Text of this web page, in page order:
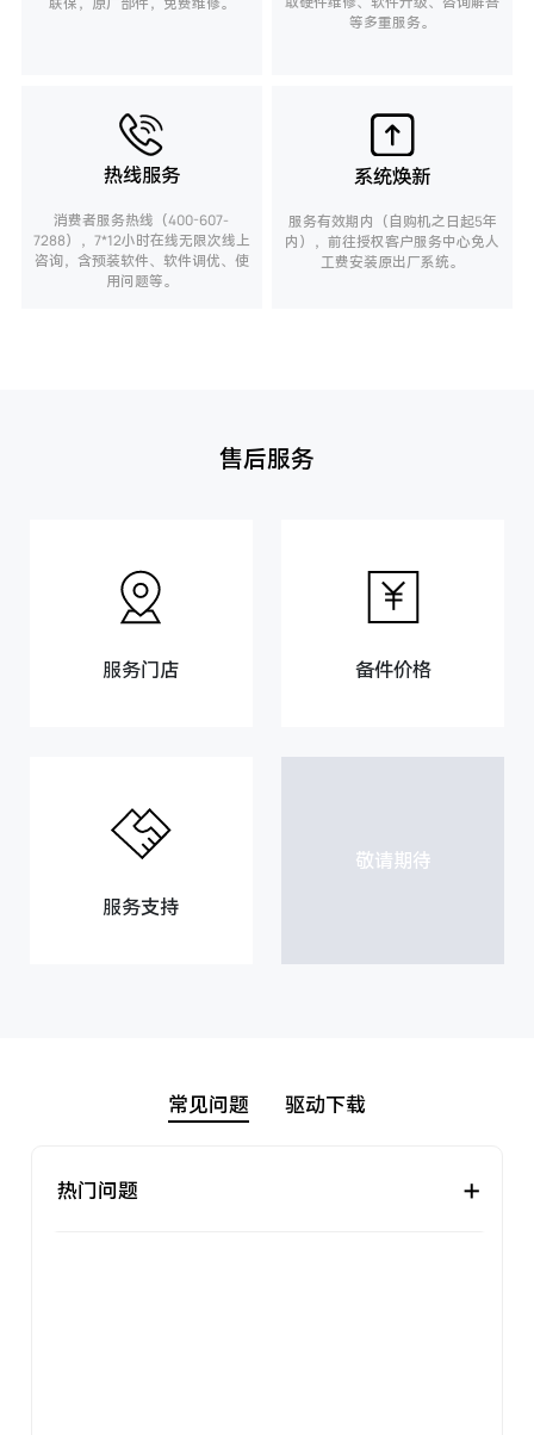
等多重服务。
热线服务
消费者服务热线（400-607-
7288），7*12小时在线无限次线上
咨询，含预装软件、软件调优、使
用问题等。
系统焕新
服务有效期内（自购机之日起5年
内），前往授权客户服务中心免人
工费安装原出厂系统。
售后服务
服务门店 备件价格
服务支持
敬请期待
常见问题 驱动下载
热门问题 +